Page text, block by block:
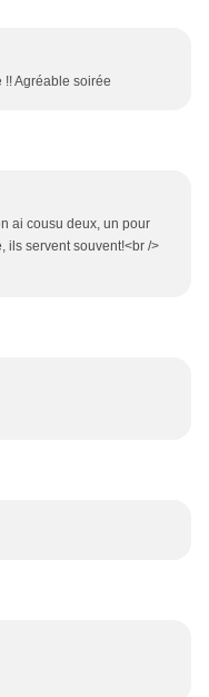
!! Agréable soirée
ai cousu deux, un pour
ils servent souvent!<br />